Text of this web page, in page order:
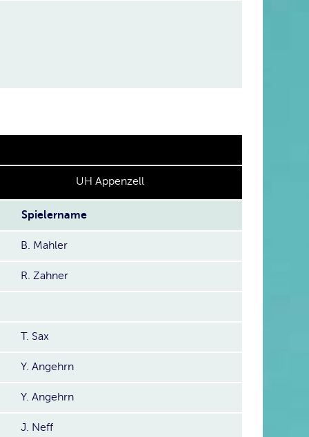
UH Appenzell
Spielername
B. Mahler
R. Zahner
T. Sax
Y. Angehrn
Y. Angehrn
J. Neff